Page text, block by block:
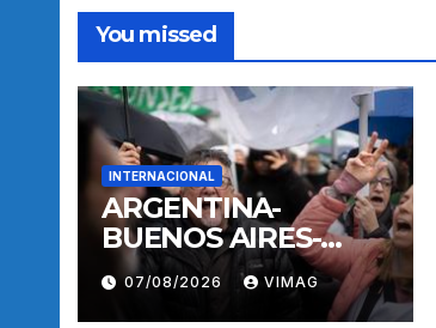
You missed
INTERNACIONAL
ARGENTINA-
BUENOS AIRES-
MANIFESTACION
07/08/2026 VIMAG